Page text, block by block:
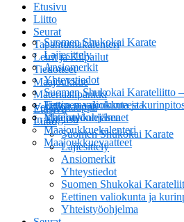
Etusivu
Liitto
Suomen Shukokai Karate
Lajiesittely
Ansiomerkit
Yhteystiedot
Suomen Shukokai Karateliitto
Eettinen valiokunta ja
Yhteistyöohjelma
Seurat
Tapahtumakalenteri
Leirit ja Kilpailut
Tiedotteet
Maajoukkue
Tietoa maajoukkueesta
Maajoukkuejäsenet
Maajoukkuekalenteri
Maajoukkuevaatteet
Materiaalipankki
Verkkokauppa
In English
Etusivu
Liitto
Suomen Shukokai Karate
Lajiesittely
Ansiomerkit
Yhteystiedot
Suomen Shukokai
Eettinen valiokunta ja
Yhteistyöohjelma